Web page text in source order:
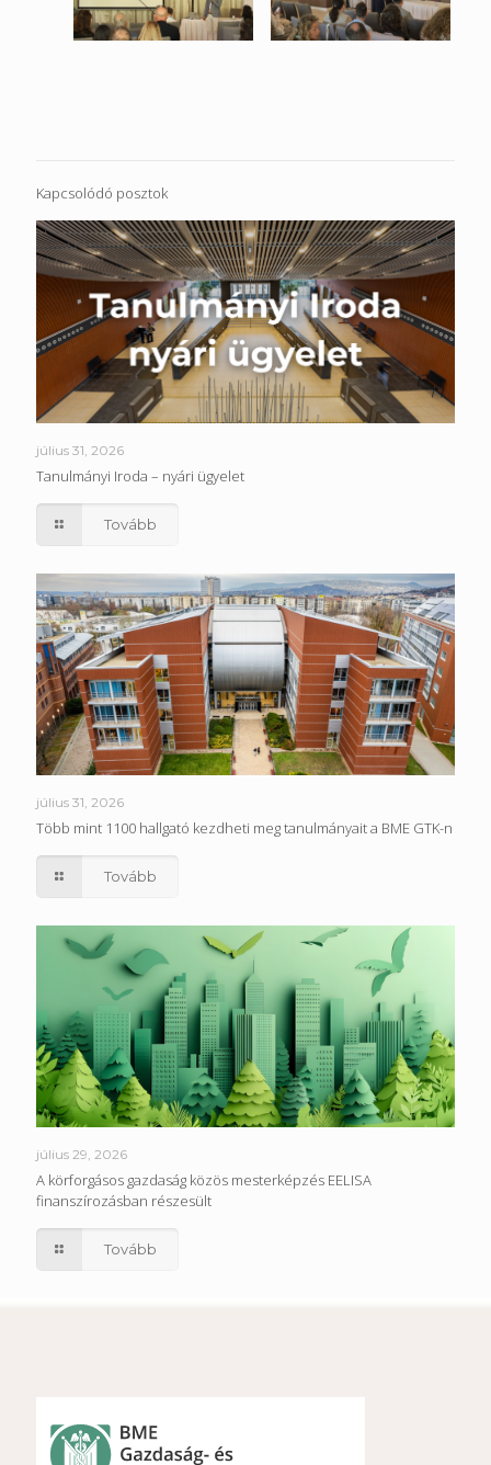
Kapcsolódó posztok
július 31, 2026
Tanulmányi Iroda – nyári ügyelet
Tovább
július 31, 2026
Több mint 1100 hallgató kezdheti meg tanulmányait a BME GTK-n
Tovább
július 29, 2026
A körforgásos gazdaság közös mesterképzés EELISA
finanszírozásban részesült
Tovább